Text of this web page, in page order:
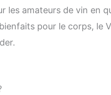
amateurs de vin en
pour le corps, le